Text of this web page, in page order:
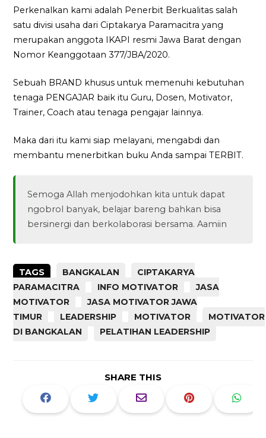
Perkenalkan kami adalah Penerbit Berkualitas salah
satu divisi usaha dari Ciptakarya Paramacitra yang
merupakan anggota IKAPI resmi Jawa Barat dengan
Nomor Keanggotaan 377/JBA/2020.
Sebuah BRAND khusus untuk memenuhi kebutuhan
tenaga PENGAJAR baik itu Guru, Dosen, Motivator,
Trainer, Coach atau tenaga pengajar lainnya.
Maka dari itu kami siap melayani, mengabdi dan
membantu menerbitkan buku Anda sampai TERBIT.
Semoga Allah menjodohkan kita untuk dapat
ngobrol banyak, belajar bareng bahkan bisa
bersinergi dan berkolaborasi bersama. Aamiin
TAGS BANGKALAN
CIPTAKARYA
PARAMACITRA
INFO MOTIVATOR
JASA
MOTIVATOR
JASA MOTIVATOR JAWA
TIMUR
LEADERSHIP MOTIVATOR
MOTIVATOR
DI BANGKALAN
PELATIHAN LEADERSHIP
SHARE THIS